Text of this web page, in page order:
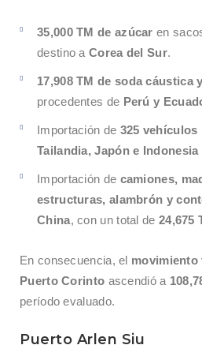
35,000 TM de azúcar en
destino a Corea del Sur.
17,908 TM de soda cáustica
procedentes de Perú y
Importación de 325 vehículos
Tailandia, Japón e Indonesia
Importación de camiones,
estructuras, alambrón y
China, con un total de 24,675
En consecuencia, el movimiento
Puerto Corinto ascendió a
período evaluado.
Puerto Arlen Siu